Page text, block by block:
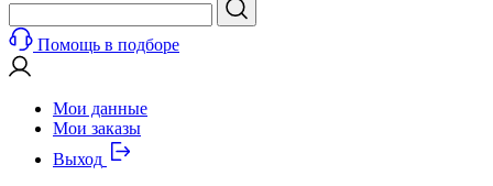
Помощь в подборе
Мои данные
Мои заказы
Выход